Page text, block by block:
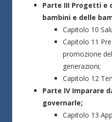
Parte III Progetti e
bambini e delle
Capitolo 10
Capitolo 11
promozione
generazioni;
Capitolo 12
Parte IV Imparare
governarle;
Capitolo 13